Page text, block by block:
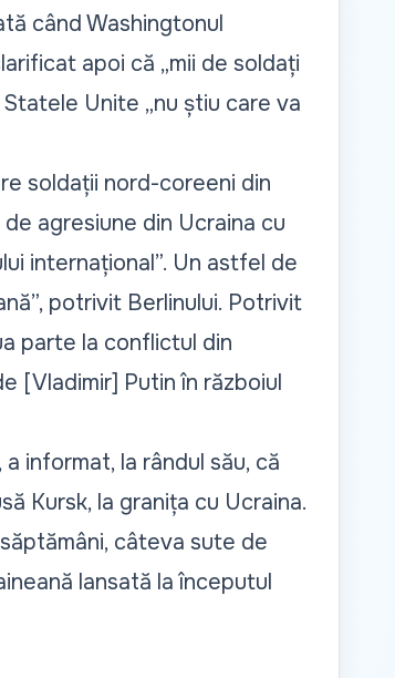
când Washingtonul
apoi că „mii de soldați
Unite „nu știu care va
soldații nord-coreeni din
agresiune din Ucraina cu
internațional”. Un astfel de
potrivit Berlinului. Potrivit
parte la conflictul din
[Vladimir] Putin în războiul
informat, la rândul său, că
Kursk, la granița cu Ucraina.
câteva sute de
lansată la începutul